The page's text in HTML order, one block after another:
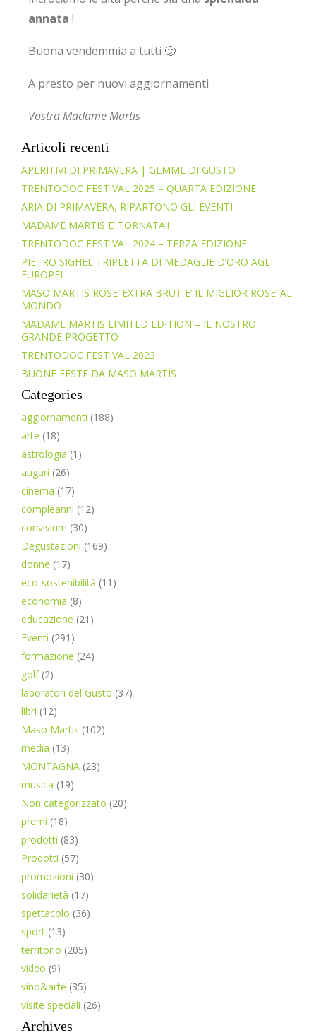
annata !
Buona vendemmia a tutti 🙂
A presto per nuovi aggiornamenti
Vostra Madame Martis
Articoli recenti
APERITIVI DI PRIMAVERA | GEMME DI GUSTO
TRENTODOC FESTIVAL 2025 – QUARTA EDIZIONE
ARIA DI PRIMAVERA, RIPARTONO GLI EVENTI
MADAME MARTIS E’ TORNATA!!
TRENTODOC FESTIVAL 2024 – TERZA EDIZIONE
PIETRO SIGHEL TRIPLETTA DI MEDAGLIE D’ORO AGLI
EUROPEI
MASO MARTIS ROSE’ EXTRA BRUT E’ IL MIGLIOR ROSE’ AL
MONDO
MADAME MARTIS LIMITED EDITION – IL NOSTRO
GRANDE PROGETTO
TRENTODOC FESTIVAL 2023
BUONE FESTE DA MASO MARTIS
Categories
aggiornamenti (188)
arte (18)
astrologia (1)
auguri (26)
cinema (17)
compleanni (12)
convivium (30)
Degustazioni (169)
donne (17)
eco-sostenibilità (11)
economia (8)
educazione (21)
Eventi (291)
formazione (24)
golf(2)
laboratori del Gusto (37)
libri (12)
Maso Martis (102)
media (13)
MONTAGNA (23)
musica (19)
Non categorizzato (20)
premi (18)
prodotti (83)
Prodotti (57)
promozioni (30)
solidarietà (17)
spettacolo (36)
sport (13)
territorio (205)
video (9)
vino&arte (35)
visite speciali (26)
Archives